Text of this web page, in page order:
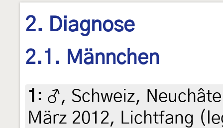
2. Diagnose
2.1. Männchen
1 : ♂, Schweiz,
März 2012, Lichtfang